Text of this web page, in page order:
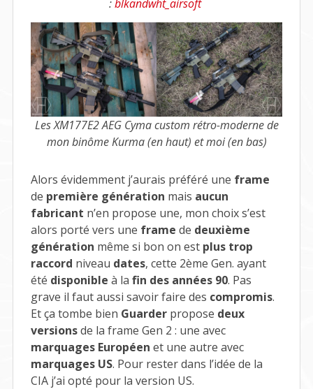
:blkandwht_airsoft
Les XM177E2 AEG Cyma custom rétro-moderne de
mon binôme Kurma (en haut) et moi (en bas)
Alors évidemment j’aurais préféré une frame
de première génération mais aucun
fabricant n’en propose une, mon choix s’est
alors porté vers une frame de deuxième
génération même si bon on est plus trop
raccord niveau dates, cette 2ème Gen. ayant
été disponible à la fin des années 90. Pas
grave il faut aussi savoir faire des compromis.
Et ça tombe bien Guarderpropose deux
versionsde la frame Gen 2 : une avec
marquages Européen et une autre avec
marquages US. Pour rester dans l’idée de la
CIA j’ai opté pour la version US.